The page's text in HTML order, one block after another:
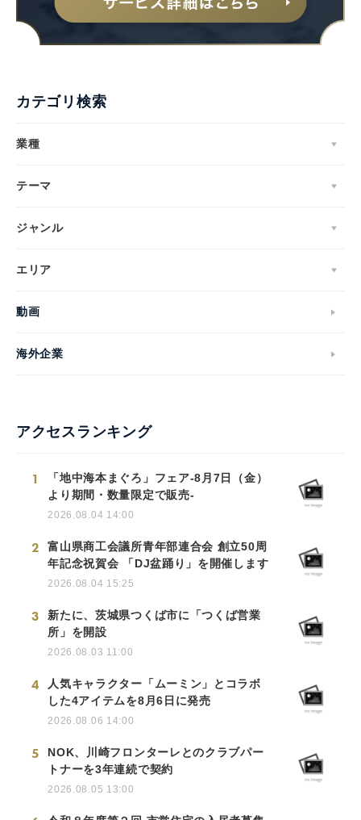
カテゴリ検索
業種
テーマ
ジャンル
エリア
動画
海外企業
アクセスランキング
1
「地中海本まぐろ」フェア-8月7日（金）
より期間・数量限定で販売-
2026.08.04 14:00
2
富山県商工会議所青年部連合会 創立50周
年記念祝賀会 「DJ盆踊り」を開催します
2026.08.04 15:25
3
新たに、茨城県つくば市に「つくば営業
所」を開設
2026.08.03 11:00
4
人気キャラクター「ムーミン」とコラボ
した4アイテムを8月6日に発売
2026.08.06 14:00
5
NOK、川崎フロンターレとのクラブパー
トナーを3年連続で契約
2026.08.05 13:00